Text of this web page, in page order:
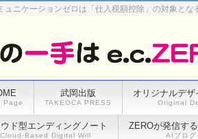
ュニケーションゼロは「仕入税額控除」の対象とな
Page
武岡出版
TAKEOCA PRESS
オリジナルデ
Original
ド型エンディングノート
Cloud-Based Digital Will
ZEROが発信す
AIブログ